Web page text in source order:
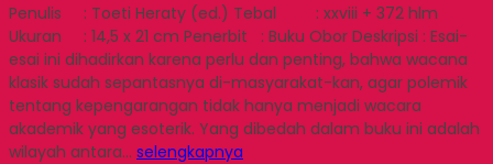
Penulis : Toeti Heraty (ed.) Tebal : xxviii + 372 hlm
Ukuran : 14,5 x 21 cm Penerbit : Buku Obor Deskripsi : Esai-
esai ini dihadirkan karena perlu dan penting, bahwa wacana
klasik sudah sepantasnya di-masyarakat-kan, agar polemik
tentang kepengarangan tidak hanya menjadi wacara
akademik yang esoterik. Yang dibedah dalam buku ini adalah
wilayah antara… selengkapnya